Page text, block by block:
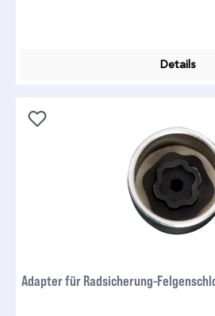
Details
Adapter für Radsicherung-